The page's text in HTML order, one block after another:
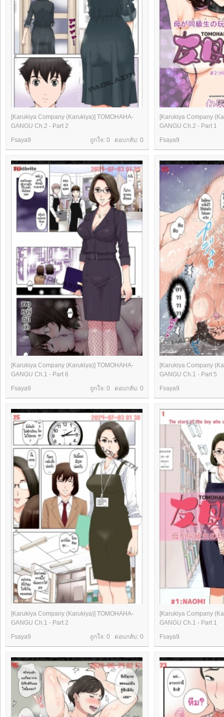
[Karukiya Company (Karukiya)] TOMOHAHA-
GANGU Ch.2 - Part 2
ถูกใจ: 0 ตอบกลับ: 0
Fsaya9
[Karukiya Company
GANGU Ch.2 - Part 1
Fsaya9
[Karukiya Company (Karukiya)] TOMOHAHA-
GANGU Ch.1 - Part 6
ถูกใจ: 0 ตอบกลับ: 0
Fsaya9
[Karukiya Company
GANGU Ch.1 - Part 5
Fsaya9
[Karukiya Company (Karukiya)] TOMOHAHA-
GANGU Ch.1 - Part 2
ถูกใจ: 0 ตอบกลับ: 0
Fsaya9
[Karukiya Company
GANGU Ch.1 - Part 1
Fsaya9